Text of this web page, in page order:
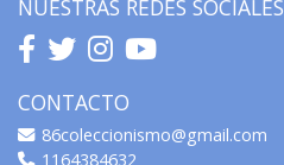
NUESTRAS REDES SOCIALES
CONTACTO
86coleccionismo@gmail.com
1164384632